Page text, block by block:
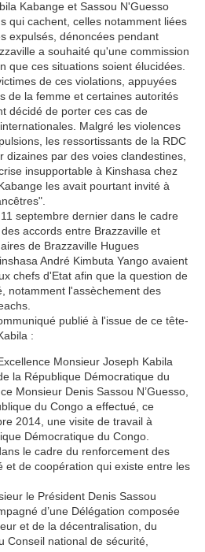
Kabange et Sassou N'Guesso
qui cachent, celles notamment liées
expulsés, dénoncées pendant
a souhaité qu'une commission
que ces situations soient élucidées.
de ces violations, appuyées
de la femme et certaines autorités
décidé de porter ces cas de
Malgré les violences
les ressortissants de la RDC
dizaines par des voies clandestines,
insupportable à Kinshasa chez
les avait pourtant invité à
septembre dernier dans le cadre
accords entre Brazzaville et
de Brazzaville Hugues
André Kimbuta Yango avaient
chefs d'Etat afin que la question de
notamment l'assèchement des
publié à l'issue de ce tête-
:
Monsieur Joseph Kabila
la République Démocratique du
Monsieur Denis Sassou N’Guesso,
du Congo a effectué, ce
2014, une visite de travail à
Démocratique du Congo.
le cadre du renforcement des
et de coopération qui existe entre les
le Président Denis Sassou
d’une Délégation composée
et de la décentralisation, du
Conseil national de sécurité,